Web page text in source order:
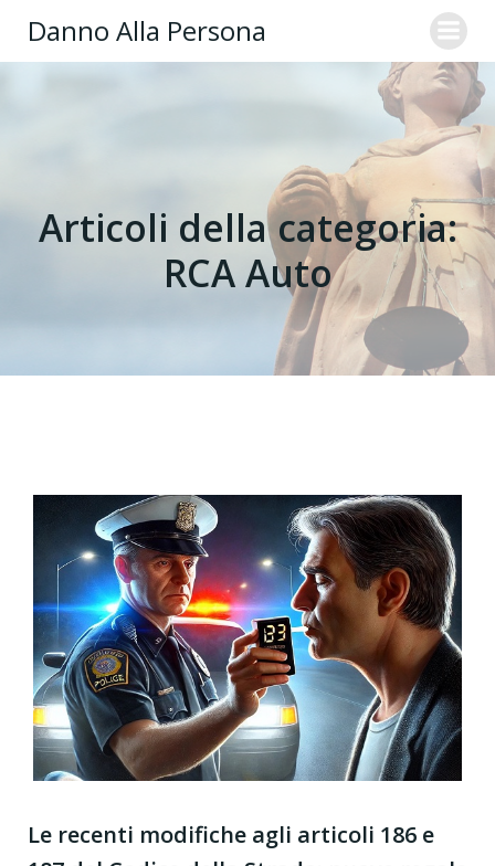
Danno Alla Persona
Articoli della categoria:
RCA Auto
Le recenti modifiche agli articoli 186 e